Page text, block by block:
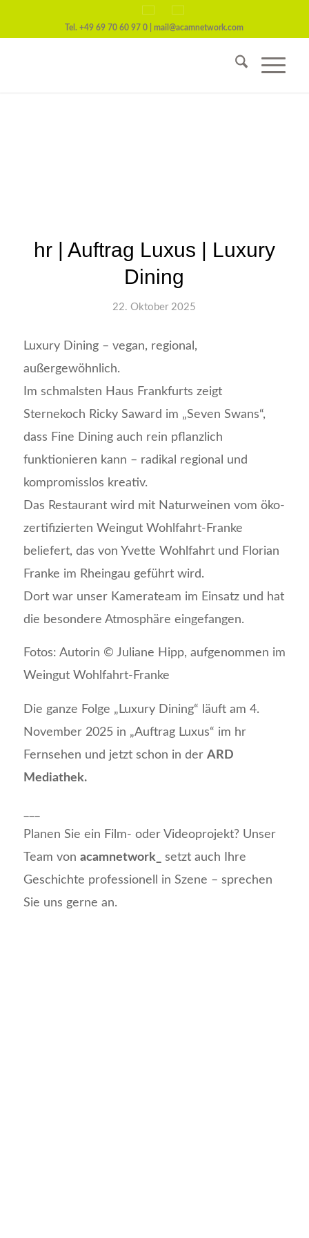
Tel.+49 69 70 60 97 0 |mail@acamnetwork.com
hr | Auftrag Luxus | Luxury
Dining
22. Oktober 2025
Luxury Dining – vegan, regional,
außergewöhnlich.
Im schmalsten Haus Frankfurts zeigt
Sternekoch Ricky Saward im „Seven Swans“,
dass Fine Dining auch rein pflanzlich
funktionieren kann – radikal regional und
kompromisslos kreativ.
Das Restaurant wird mit Naturweinen vom öko-
zertifizierten Weingut Wohlfahrt-Franke
beliefert, das von Yvette Wohlfahrt und Florian
Franke im Rheingau geführt wird.
Dort war unser Kamerateam im Einsatz und hat
die besondere Atmosphäre eingefangen.
Fotos: Autorin © Juliane Hipp, aufgenommen im
Weingut Wohlfahrt-Franke
Die ganze Folge „Luxury Dining“ läuft am 4.
November 2025 in „Auftrag Luxus“ im hr
Fernsehen und jetzt schon in der ARD
Mediathek.
Planen Sie ein Film- oder Videoprojekt? Unser
Team von acamnetwork_
setzt auch Ihre
Geschichte professionell in Szene – sprechen
Sie uns gerne an.